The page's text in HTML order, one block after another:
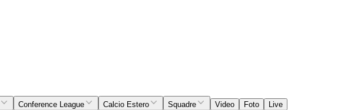
Conference League Calcio Estero Squadre Video Foto
Live